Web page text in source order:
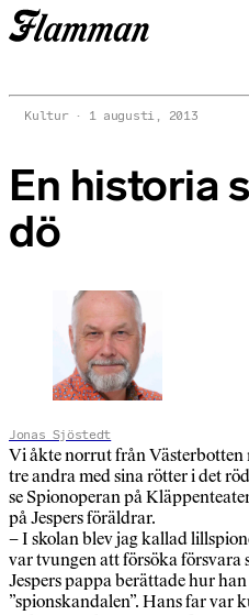
Kultur 1 augusti, 2013
En historia
dö
Jonas Sjöstedt
Vi åkte norrut från Västerbotten
tre andra med sina rötter i det
se Spionoperan på
på Jespers föräldrar.
– I skolan blev jag kallad
var tvungen att försöka försvara
Jespers pappa berättade hur
”spionskandalen”. Hans far var